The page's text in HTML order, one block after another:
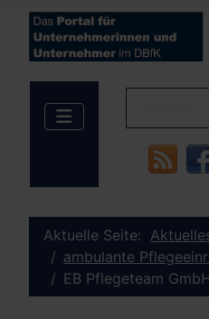
Aktuelle Seite:
ambulante
EB Pflegeteam